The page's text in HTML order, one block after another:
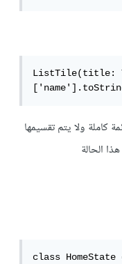
ListTile(title:
كاملة ولا يتم تقسيمها
class